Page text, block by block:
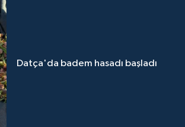
Datça'da badem hasadı başladı